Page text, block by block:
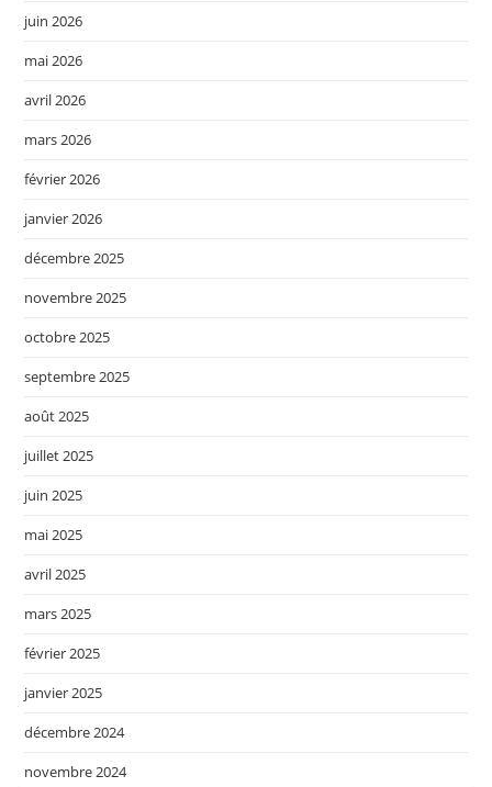
juin 2026
mai 2026
avril 2026
mars 2026
février 2026
janvier 2026
décembre 2025
novembre 2025
octobre 2025
septembre 2025
août 2025
juillet 2025
juin 2025
mai 2025
avril 2025
mars 2025
février 2025
janvier 2025
décembre 2024
novembre 2024